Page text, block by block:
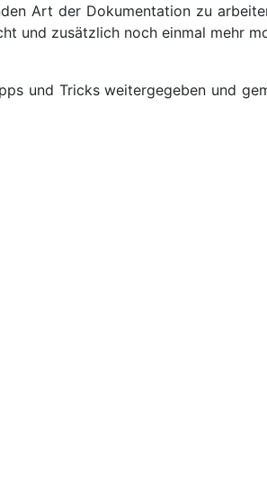
Art der Dokumentation zu
und zusätzlich noch einmal mehr
und Tricks weitergegeben und